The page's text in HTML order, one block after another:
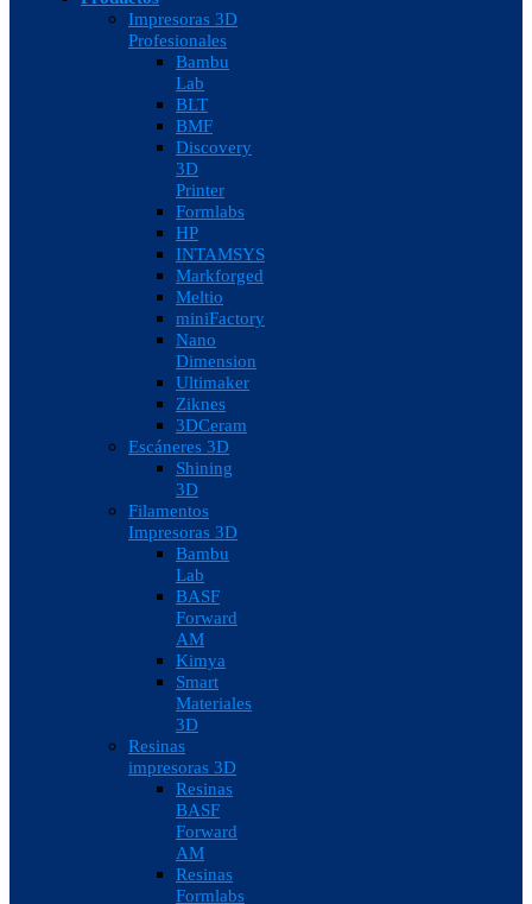
Impresoras 3D
Profesionales
Bambu
Lab
BLT
BMF
Discovery
3D
Printer
Formlabs
HP
INTAMSYS
Markforged
Meltio
miniFactory
Nano
Dimension
Ultimaker
Ziknes
3DCeram
Escáneres 3D
Shining
3D
Filamentos
Impresoras 3D
Bambu
Lab
BASF
Forward
AM
Kimya
Smart
Materiales
3D
Resinas
impresoras 3D
Resinas
BASF
Forward
AM
Resinas
Formlabs